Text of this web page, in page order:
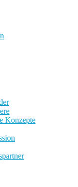
Konzepte